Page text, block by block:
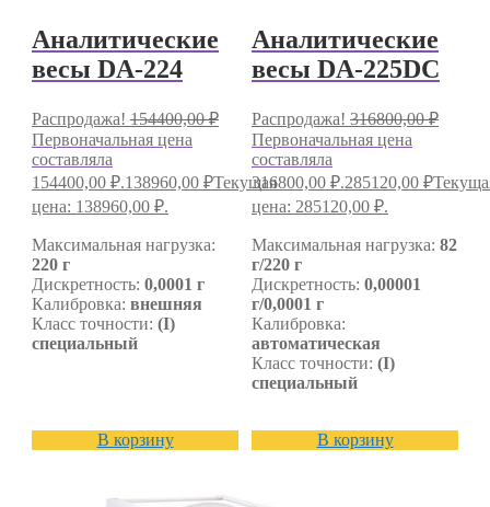
Аналитические
весы DA-224
Распродажа! 154400,00₽
Первоначальная цена
составляла
154400,00 ₽.138960,00 ₽Текущая
цена: 138960,00 ₽.
Максимальная нагрузка:
220 г
Дискретность: 0,0001 г
Калибровка: внешняя
Класс точности: (I)
специальный
В корзину
Аналитические
весы DA-225DC
Распродажа! 316800,00₽
Первоначальная цена
составляла
316800,00 ₽.285120,00 ₽
цена: 285120,00 ₽.
Максимальная нагрузка: 82
г/220 г
Дискретность: 0,00001
г/0,0001 г
Калибровка:
автоматическая
Класс точности: (I)
специальный
В корзину